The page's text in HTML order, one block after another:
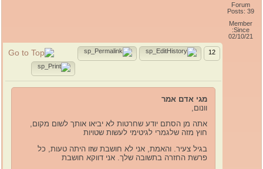
Forum
Posts: 39
Member
Since:
02/10/21
12
מגי אדם אמר
וונום,
אתה מן הסתם יודע שחרטות לא יביאו אותך לשום מקום,
חוץ מזה שלגמרי לגיטימי לעשות שטויות
בגיל צעיר. והאמת, אני לא חושבת שזו היתה טעות, כל
פרשת החזרה בתשובה שלך. אני דווקא חושבת